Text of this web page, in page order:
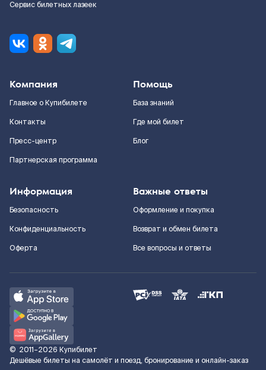
Сервис билетных лазеек
Компания
Главное о Купибилете
Контакты
Пресс-центр
Партнерская программа
Помощь
База знаний
Где мой билет
Блог
Информация
Безопасность
Конфиденциальность
Оферта
Важные ответы
Оформление и покупка
Возврат и обмен билета
Все вопросы и ответы
© 2011–2026 Купибилет
Дешёвые билеты на самолёт и поезд, бронирование и онлайн-заказ